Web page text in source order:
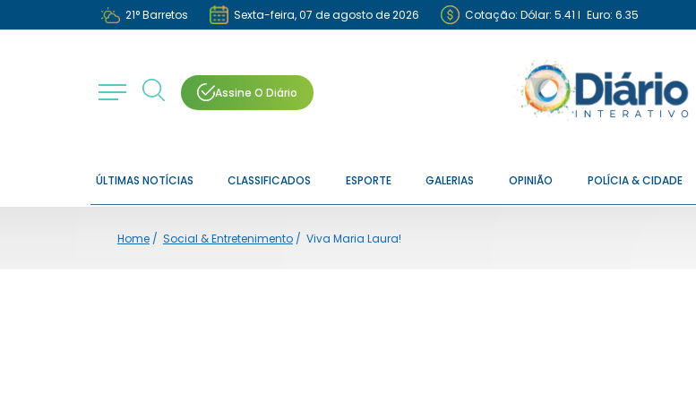
21°Barretos Sexta-feira, 07 de agosto de 2026 Cotação: Dólar: 5.41 I Euro: 6.35
Assine O Diário
ÚLTIMAS NOTÍCIAS CLASSIFICADOS ESPORTE GALERIAS OPINIÃO POLÍCIA & CIDADE
Home/ Social & Entretenimento/ Viva Maria Laura!